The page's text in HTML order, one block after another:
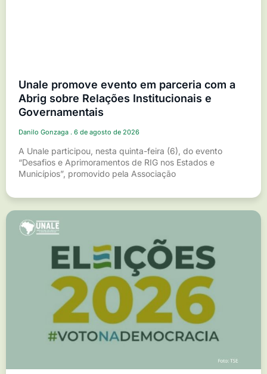
Unale promove evento em parceria com a
Abrig sobre Relações Institucionais e
Governamentais
Danilo Gonzaga 6 de agosto de 2026
A Unale participou, nesta quinta-feira (6), do evento
“Desafios e Aprimoramentos de RIG nos Estados e
Municípios”, promovido pela Associação